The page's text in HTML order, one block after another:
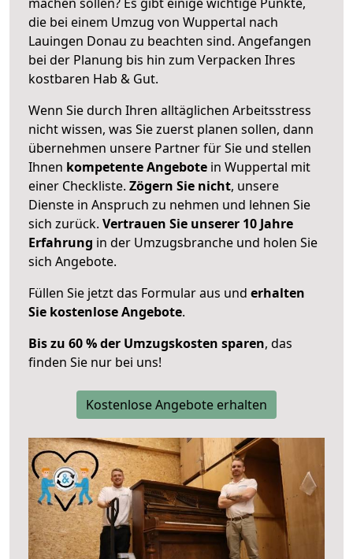
die bei einem Umzug von Wuppertal nach
Lauingen Donau zu beachten sind. Angefangen
bei der Planung bis hin zum Verpacken Ihres
kostbaren Hab & Gut.
Wenn Sie durch Ihren alltäglichen Arbeitsstress
nicht wissen, was Sie zuerst planen sollen, dann
übernehmen unsere Partner für Sie und stellen
Ihnen kompetente Angebote in Wuppertal mit
einer Checkliste. Zögern Sie nicht, unsere
Dienste in Anspruch zu nehmen und lehnen Sie
sich zurück. Vertrauen Sie unserer 10 Jahre
Erfahrung in der Umzugsbranche und holen Sie
sich Angebote.
Füllen Sie jetzt das Formular aus und erhalten
Sie kostenlose Angebote.
Bis zu 60 % der Umzugskosten sparen, das
finden Sie nur bei uns!
Kostenlose Angebote erhalten